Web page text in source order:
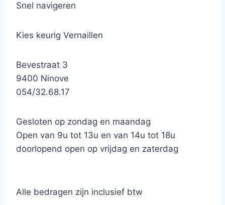
Snel navigeren
Kies keurig Vernaillen
Bevestraat 3
9400 Ninove
054/32.68.17
Gesloten op zondag en maandag
Open van 9u tot 13u en van 14u tot 18u
doorlopend open op vrijdag en zaterdag
Alle bedragen zijn inclusief btw